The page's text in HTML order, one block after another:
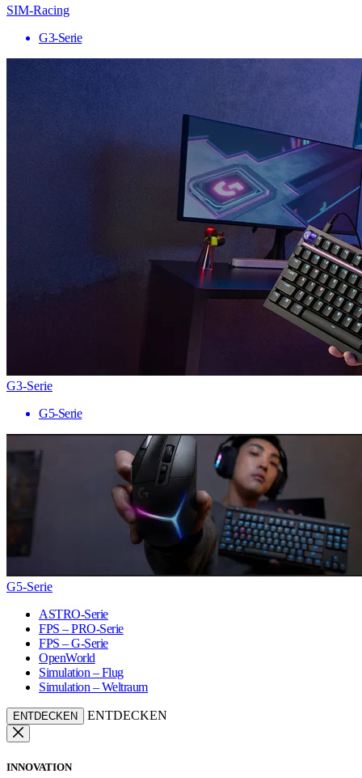
SIM-Racing
G3-Serie
G3-Serie
G5-Serie
G5-Serie
ASTRO-Serie
FPS – PRO-Serie
FPS – G-Serie
OpenWorld
Simulation – Flug
Simulation – Weltraum
ENTDECKEN ENTDECKEN
INNOVATION